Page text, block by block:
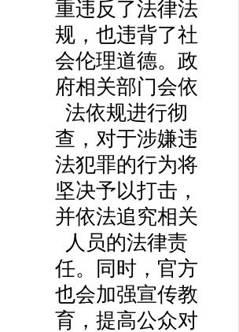
重违反了法律法
规，也违背了社
会伦理道德。政
府相关部门会依
法依规进行彻
查，对于涉嫌违
法犯罪的行为将
坚决予以打击，
并依法追究相关
人员的法律责
任。同时，官方
也会加强宣传教
育，提高公众对